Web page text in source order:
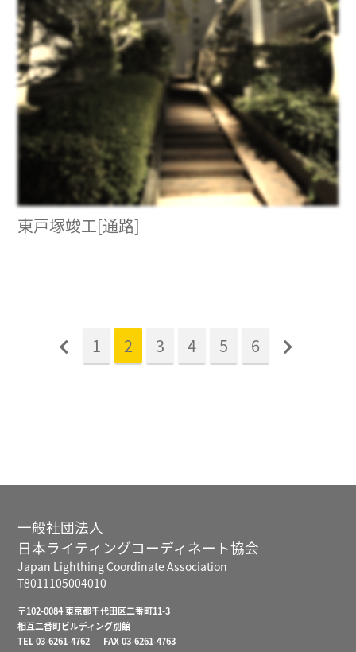
東戸塚竣工[通路]
1 2 3 4 5 6
一般社団法人
日本ライティングコーディネート協会
Japan Lighthing Coordinate Association
T8011105004010
〒102-0084 東京都千代田区二番町11-3
相互二番町ビルディング別館
TEL 03-6261-4762 FAX 03-6261-4763